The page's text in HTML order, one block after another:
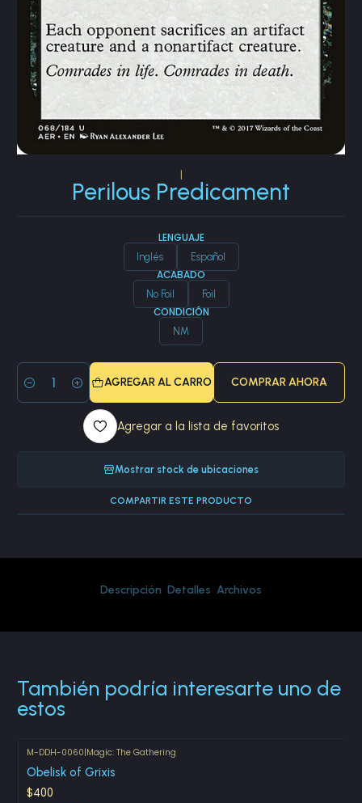
Perilous Predicament
LENGUAJE
Inglés Español
ACABADO
No Foil Foil
CONDICIÓN
NM
Cantidad
AGREGAR AL CARRO COMPRAR AHORA
Agregar a la lista de favoritos
Mostrar stock de ubicaciones
COMPARTIR ESTE PRODUCTO
Descripción Detalles Archivos
También podría interesarte uno de
estos
M-DDH-0060|Magic: The Gathering
Obelisk of Grixis
$400